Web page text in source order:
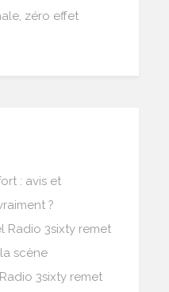
zéro effet
: avis et
?
Radio 3sixty remet
scène
3sixty remet